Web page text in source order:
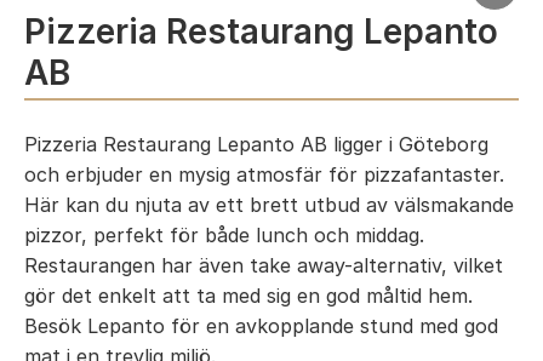
Pizzeria Restaurang Lepanto
AB
Pizzeria Restaurang Lepanto AB ligger i Göteborg
och erbjuder en mysig atmosfär för pizzafantaster.
Här kan du njuta av ett brett utbud av välsmakande
pizzor, perfekt för både lunch och middag.
Restaurangen har även take away-alternativ, vilket
gör det enkelt att ta med sig en god måltid hem.
Besök Lepanto för en avkopplande stund med god
mat i en trevlig miljö.